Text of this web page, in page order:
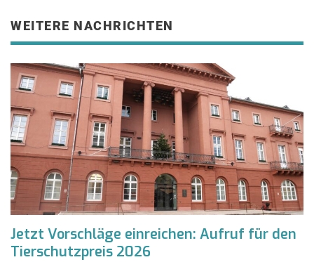
WEITERE NACHRICHTEN
Jetzt Vorschläge einreichen: Aufruf für den
Tierschutzpreis 2026